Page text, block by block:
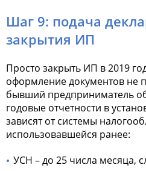
Шаг 9: подача
закрытия ИП
Просто закрыть ИП в 2019
оформление документов не
бывший предприниматель
годовые отчетности в
зависят от системы
использовавшейся ранее:
УСН – до 25 числа месяца,